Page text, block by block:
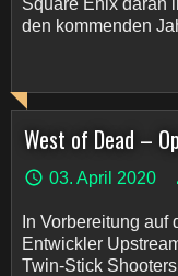
Square Enix daran
den kommenden
West of Dead –
03. April 2020
In Vorbereitung
Entwickler
Twin-Stick